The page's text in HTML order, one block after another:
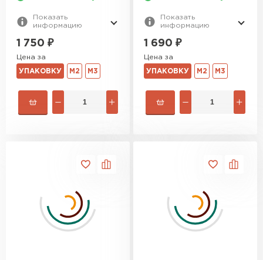
Показать
информацию
1 750 ₽
Цена за
УПАКОВКУ М2 М3
Показать
информацию
1 690 ₽
Цена за
УПАКОВКУ М2 М3